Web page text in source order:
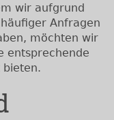
wir aufgrund
Anfragen
möchten wir
entsprechende
bieten.